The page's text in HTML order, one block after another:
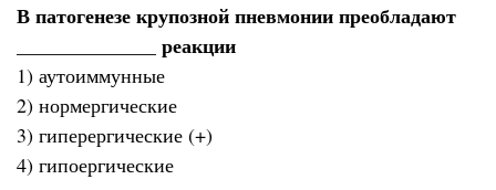
В патогенезе крупозной пневмонии преобладают
______________ реакции
1) аутоиммунные
2) нормергические
3) гиперергические (+)
4) гипоергические